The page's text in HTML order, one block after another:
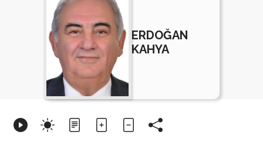
ERDOĞAN
KAHYA